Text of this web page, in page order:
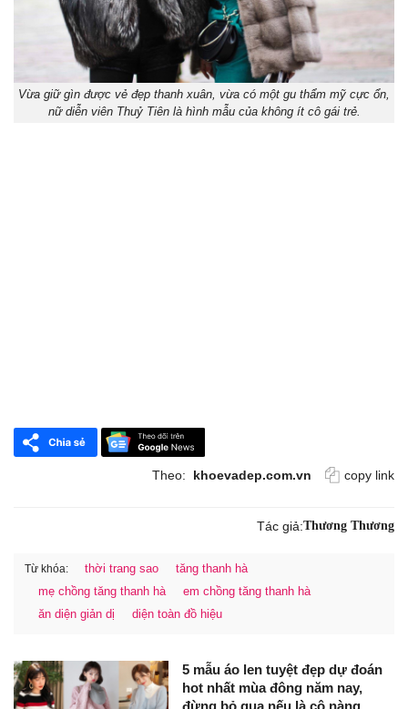
Vừa giữ gìn được vẻ đẹp thanh xuân, vừa có một gu thẩm mỹ cực ổn,
nữ diễn viên Thuỷ Tiên là hình mẫu của không ít cô gái trẻ.
Theo: khoevadep.com.vn copy link
Tác giả:Thương Thương
Từ khóa: thời trang sao
tăng thanh hà
mẹ chồng tăng thanh hà
em chồng tăng thanh hà
ăn diện giản dị
diện toàn đồ hiệu
5 mẫu áo len tuyệt đẹp dự đoán
hot nhất mùa đông năm nay,
đừng bỏ qua nếu là cô nàng